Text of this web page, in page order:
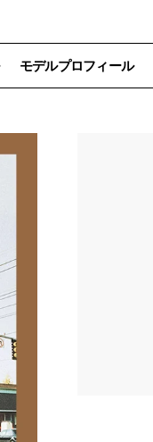
モデルプロフィール